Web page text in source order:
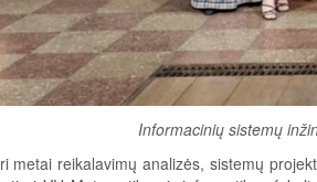
Informacinių sistemų
metai reikalavimų analizės, sistemų